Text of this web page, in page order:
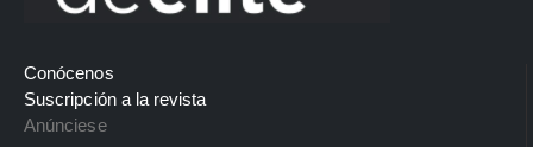
Conócenos
Suscripción a la revista
Anúnciese